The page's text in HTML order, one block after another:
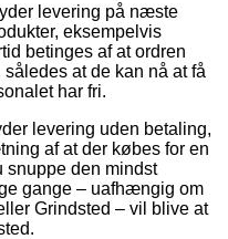
levering på næste
eksempelvis
betinges af at ordren
at de kan nå at få
har fri.
levering uden betaling,
af at der købes for en
snuppe den mindst
gange – uafhængig om
Grindsted – vil blive at